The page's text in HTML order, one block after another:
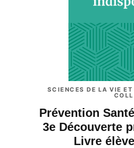
SCIENCES DE LA VIE
Prévention
3e Découverte
Livre